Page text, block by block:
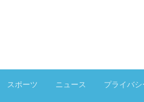
スポーツ ニュース プライバ